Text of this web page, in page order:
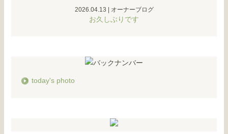
2026.04.13 オーナーブログ
お久しぶりです
today's photo